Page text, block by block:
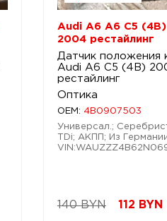
Audi A6 A6 C5
2004 рестайлинг
Датчик положения
Audi A6 C5 (4B)
рестайлинг
Оптика
OEM: 4B0907503
Универсал.;
TDi; АКПП; Из
140 BYN 112 BYN